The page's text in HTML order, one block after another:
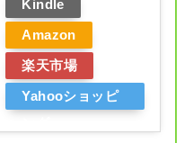
Kindle
Amazon
楽天市場
Yahooショッピ